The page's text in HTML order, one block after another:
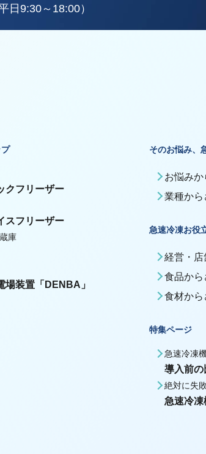
日9:30～18:00）
クフリーザー
スフリーザー
庫
場装置「DENBA」
そのお悩み、
お悩みか
業種から
急速冷凍お役
経営・店
食品から
食材から
特集ページ
急速冷凍
導入前の
絶対に失
急速冷凍